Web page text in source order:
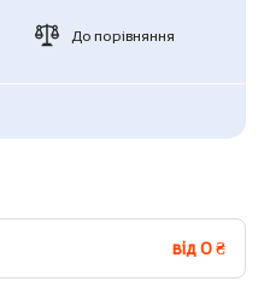
До порівняння
від 0 ₴